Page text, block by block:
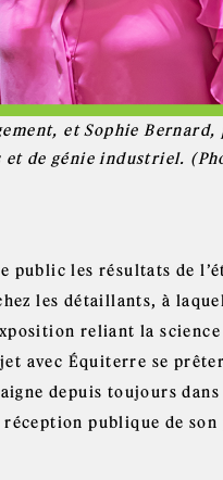
et Sophie Bernard,
et de génie industriel.
public les résultats de
les détaillants, à
reliant la
avec Équiterre se
depuis toujours
publique de